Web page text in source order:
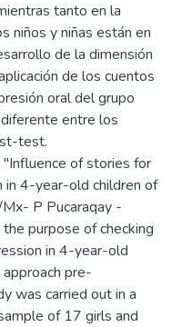
tanto en la
niños y niñas están en
de la dimensión
de los cuentos
oral del grupo
entre los
test.
of stories for
in 4-year-old children of
P Pucaraqay -
purpose of checking
in 4-year-old
pre-
was carried out in a
of 17 girls and